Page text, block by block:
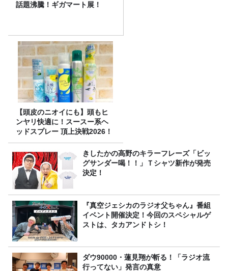
話題沸騰！ギガマート展！
【頭皮のニオイにも】頭もヒ
ンヤリ快適に！スースー系ヘ
ッドスプレー 頂上決戦2026！
きしたかの高野のキラーフレーズ「ビッ
グサンダー喝！！」Ｔシャツ新作が発売
決定！
『真空ジェシカのラジオ父ちゃん』番組
イベント開催決定！今回のスペシャルゲ
ストは、タカアンドトシ！
ダウ90000・蓮見翔が斬る！「ラジオ流
行ってない」発言の真意